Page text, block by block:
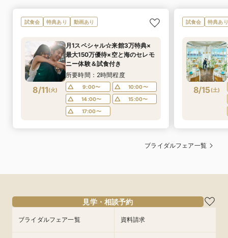
試食会 特典あり 動画あり
8/11(火)
月1スペシャル☆来館3万特典×
最大150万優待×空と海のセレモ
ニー体験＆試食付き
所要時間：2時間程度
9:00〜
10:00〜
14:00〜
15:00〜
17:00〜
試食会 特典あり
8/15(土)
ブライダルフェア一覧
見学・相談予約
ブライダルフェア一覧 資料請求